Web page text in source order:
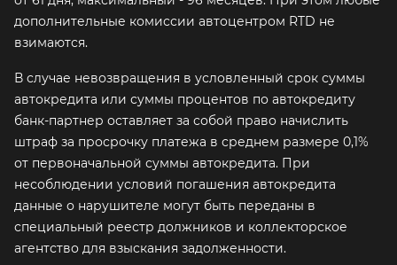
дополнительные комиссии автоцентром RTD не
взимаются.
В случае невозвращения в условленный срок суммы
автокредита или суммы процентов по автокредиту
банк-партнер оставляет за собой право начислить
штраф за просрочку платежа в среднем размере 0,1%
от первоначальной суммы автокредита. При
несоблюдении условий погашения автокредита
данные о нарушителе могут быть переданы в
специальный реестр должников и коллекторское
агентство для взыскания задолженности.